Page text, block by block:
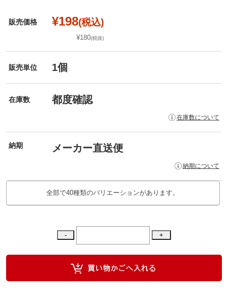
販売価格 ¥198(税込)
¥180(税抜)
販売単位 1個
在庫数 都度確認
在庫数について
納期 メーカー直送便
納期について
全部で40種類のバリエーションがあります。